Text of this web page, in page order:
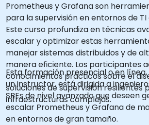
Prometheus y Grafana son
para la supervisión en entornos de
Este curso profundiza en técnicas
escalar y optimizar estas
manejar sistemas distribuidos y de
manera eficiente. Los participantes
conocimientos prácticos sobre el
soluciones de supervisión resilientes
infraestructuras complejas.
Esta formación presencial o en
un instructor, está dirigida a
SREs de nivel avanzado que deseen
escalar Prometheus y Grafana de
en entornos de gran tamaño.